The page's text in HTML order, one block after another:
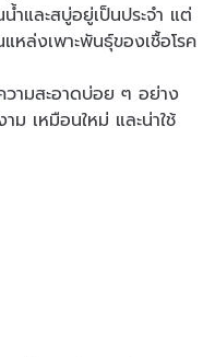
ำและสบู่อยู่เป็นประจำ แต่
หล่งเพาะพันธุ์ของเชื้อโรค
วามสะอาดบ่อย ๆ อย่าง
ม เหมือนใหม่ และน่าใช้